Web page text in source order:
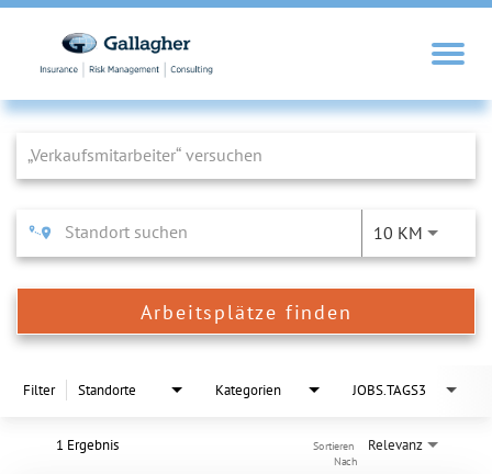
Job Search Page
10 KM
Arbeitsplätze finden
Filter Standorte Kategorien JOBS.TAGS3
1 Ergebnis Relevanz
Sortieren
Nach